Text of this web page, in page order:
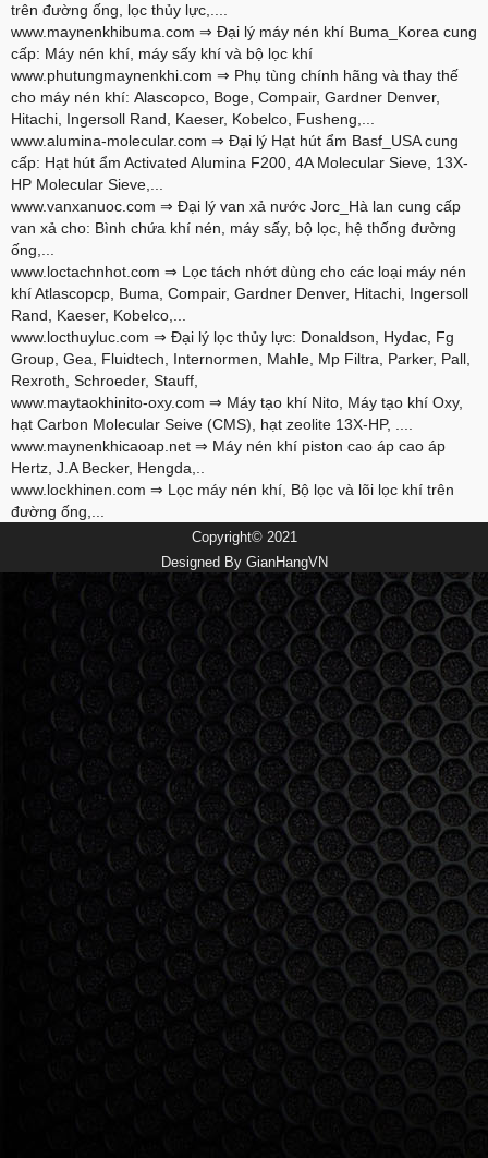
trên đường ống, lọc thủy lực,....
www.maynenkhibuma.com ⇒ Đại lý máy nén khí Buma_Korea cung
cấp: Máy nén khí, máy sấy khí và bộ lọc khí
www.phutungmaynenkhi.com ⇒ Phụ tùng chính hãng và thay thế
cho máy nén khí: Alascopco, Boge, Compair, Gardner Denver,
Hitachi, Ingersoll Rand, Kaeser, Kobelco, Fusheng,...
www.alumina-molecular.com ⇒ Đại lý Hạt hút ẩm Basf_USA cung
cấp: Hạt hút ẩm Activated Alumina F200, 4A Molecular Sieve, 13X-
HP Molecular Sieve,...
www.vanxanuoc.com ⇒ Đại lý van xả nước Jorc_Hà lan cung cấp
van xả cho: Bình chứa khí nén, máy sấy, bộ lọc, hệ thống đường
ống,...
www.loctachnhot.com ⇒ Lọc tách nhớt dùng cho các loại máy nén
khí Atlascopcp, Buma, Compair, Gardner Denver, Hitachi, Ingersoll
Rand, Kaeser, Kobelco,...
www.locthuyluc.com ⇒ Đại lý lọc thủy lực: Donaldson, Hydac, Fg
Group, Gea, Fluidtech, Internormen, Mahle, Mp Filtra, Parker, Pall,
Rexroth, Schroeder, Stauff,
www.maytaokhinito-oxy.com ⇒ Máy tạo khí Nito, Máy tạo khí Oxy,
hạt Carbon Molecular Seive (CMS), hạt zeolite 13X-HP, ....
www.maynenkhicaoap.net ⇒ Máy nén khí piston cao áp cao áp
Hertz, J.A Becker, Hengda,..
www.lockhinen.com ⇒ Lọc máy nén khí, Bộ lọc và lõi lọc khí trên
đường ống,...
Copyright© 2021
Designed By GianHangVN